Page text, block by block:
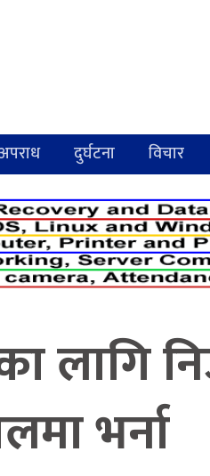
दुर्घटना विचार
लागि
भर्ना